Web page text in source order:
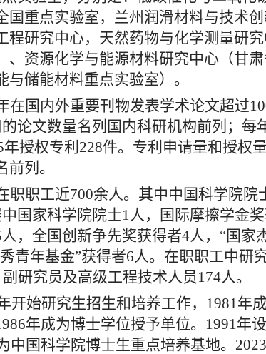
国重点实验室，兰州润滑材料与技术
程研究中心，天然药物与化学测量研
、资源化学与能源材料研究中心（甘
储能材料重点实验室）。
在国内外重要刊物发表学术论文超过
论文数量名列国内科研机构前列；每
年授权专利228件。专利申请量和授权
列。
职职工近700余人。其中中国科学院院
国家科学院院士1人，国际摩擦学金
，全国创新争先奖获得者4人，“国家
青年基金”获得者6人。在职职工中研
研究员及高级工程技术人员174人。
开始研究生招生和培养工作，1981年
年成为博士学位授予单位。1991年
中国科学院博士生重点培养基地。